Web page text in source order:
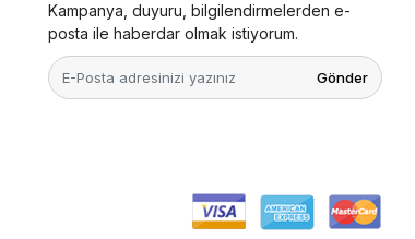
Kampanya, duyuru, bilgilendirmelerden e-
posta ile haberdar olmak istiyorum.
Gönder